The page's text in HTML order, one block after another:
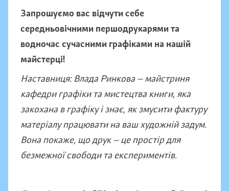
Запрошуємо вас відчути себе
середньовічними першодрукарями та
водночас сучасними графіками на нашій
майстерці!
Наставниця: Влада Ринкова — майстриня
кафедри графіки та мистецтва книги, яка
закохана в графіку і знає, як змусити фактуру
матеріалу працювати на ваш художній задум.
Вона покаже, що друк — це простір для
безмежної свободи та експериментів.